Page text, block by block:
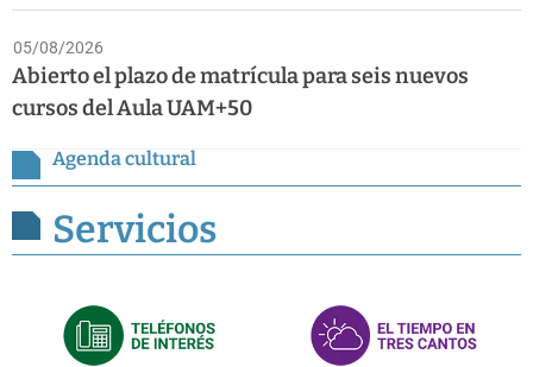
05/08/2026
Abierto el plazo de matrícula para seis nuevos
cursos del Aula UAM+50
Agenda cultural
Servicios